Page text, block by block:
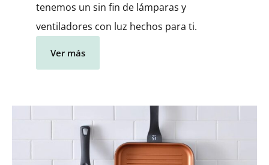
tenemos un sin fin de lámparas y
ventiladores con luz hechos para ti.
Ver más